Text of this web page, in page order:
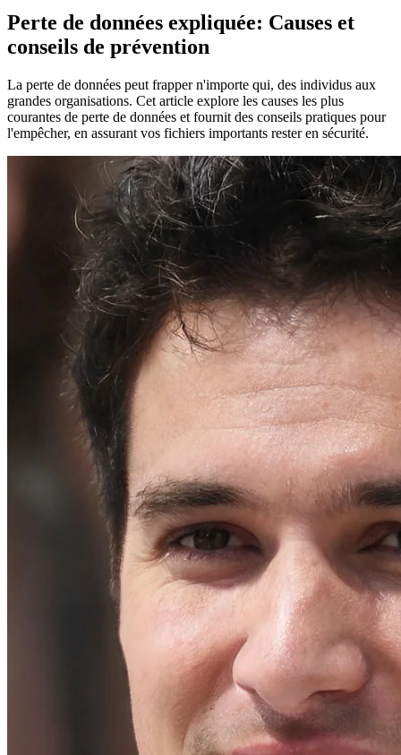
Perte de données expliquée: Causes et
conseils de prévention
La perte de données peut frapper n'importe qui, des individus aux
grandes organisations. Cet article explore les causes les plus
courantes de perte de données et fournit des conseils pratiques pour
l'empêcher, en assurant vos fichiers importants rester en sécurité.